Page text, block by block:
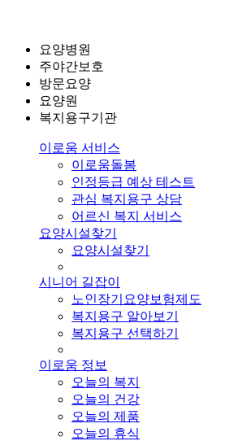
요양병원
주야간보호
방문요양
요양원
복지용구기관
이로움 서비스
이로움돌봄
인정등급 예상 테스트
관심 복지용구 상담
어르신 복지 서비스
요양시설찾기
요양시설찾기
시니어 길잡이
노인장기요양보험제도
복지용구 알아보기
복지용구 선택하기
이로움 정보
오늘의 복지
오늘의 건강
오늘의 제품
오늘의 휴식